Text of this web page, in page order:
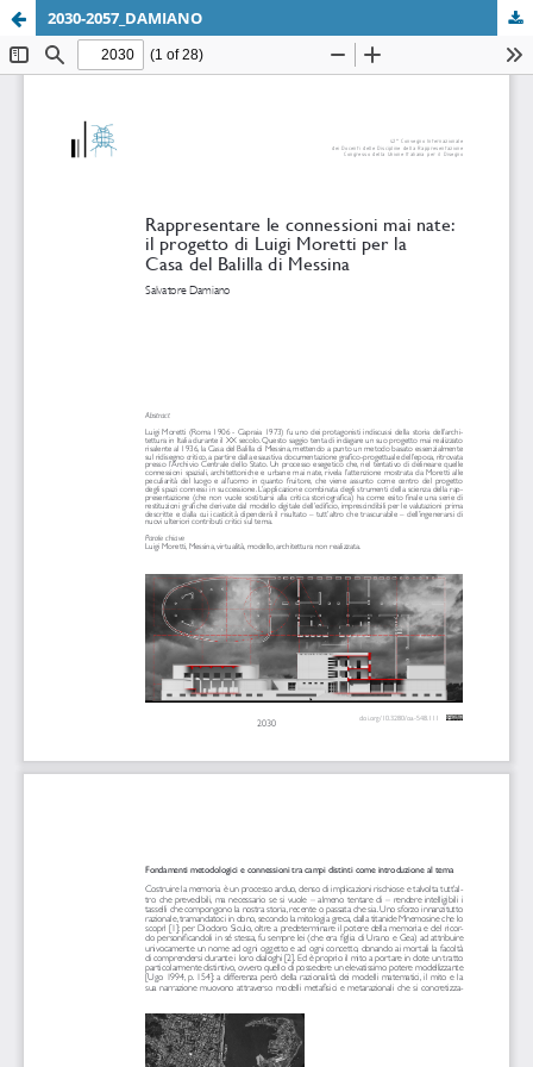
2030-2057_DAMIANO